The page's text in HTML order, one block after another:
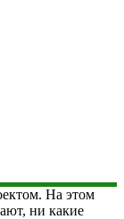
На этом
ни какие